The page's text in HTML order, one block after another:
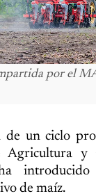
por el
de un ciclo
Agricultura y
introducido
de maíz.